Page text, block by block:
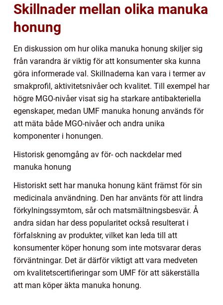
Skillnader mellan olika manuka
honung
En diskussion om hur olika manuka honung skiljer sig
från varandra är viktig för att konsumenter ska kunna
göra informerade val. Skillnaderna kan vara i termer av
smakprofil, aktivitetsnivåer och kvalitet. Till exempel har
högre MGO-nivåer visat sig ha starkare antibakteriella
egenskaper, medan UMF manuka honung används för
att mäta både MGO-nivåer och andra unika
komponenter i honungen.
Historisk genomgång av för- och nackdelar med
manuka honung
Historiskt sett har manuka honung känt främst för sin
medicinala användning. Den har använts för att lindra
förkylningssymtom, sår och matsmältningsbesvär. Å
andra sidan har dess popularitet också resulterat i
förfalskning av produkter, vilket kan leda till att
konsumenter köper honung som inte motsvarar deras
förväntningar. Det är därför viktigt att vara medveten
om kvalitetscertifieringar som UMF för att säkerställa
att man köper äkta manuka honung.